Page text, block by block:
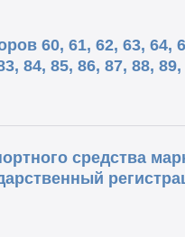
60, 61, 62, 63, 64,
84, 85, 86, 87, 88,
средства